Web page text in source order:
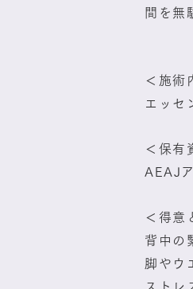
間を無
＜施術
エッセ
＜保有
AEAJ
＜得意
背中の
脚やウ